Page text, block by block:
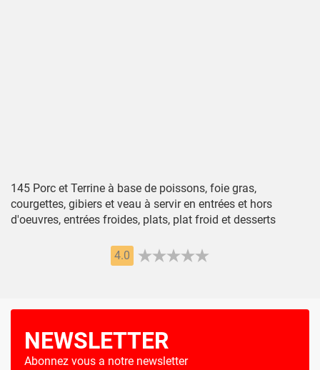
145 Porc et Terrine à base de poissons, foie gras,
courgettes, gibiers et veau à servir en entrées et hors
d'oeuvres, entrées froides, plats, plat froid et desserts
4.0
NEWSLETTER
Abonnez vous a notre newsletter